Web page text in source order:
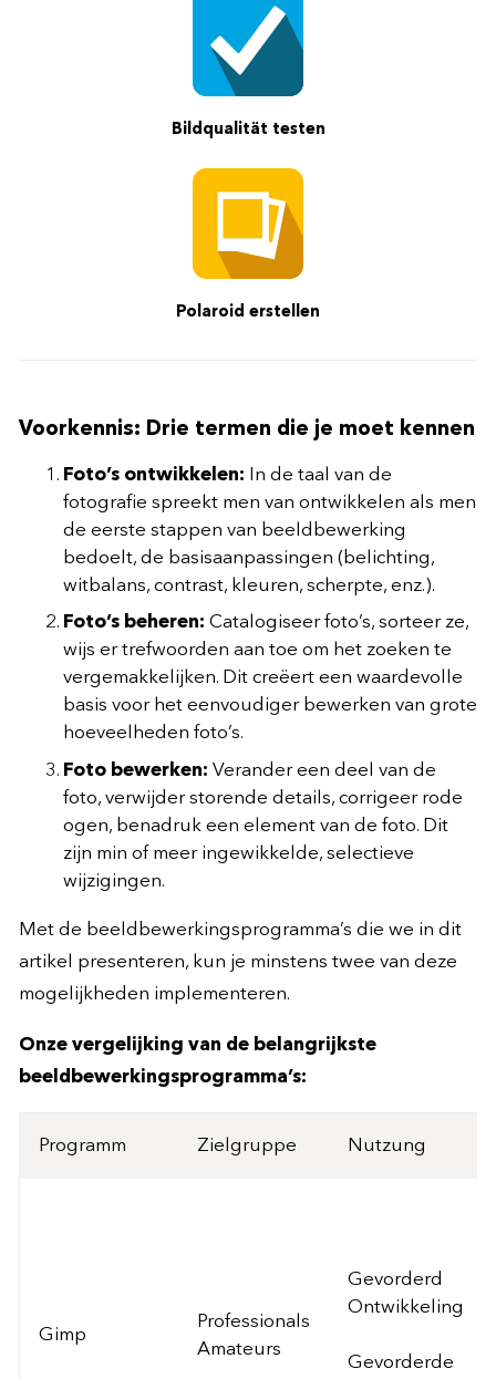
Bildqualität testen
Polaroid erstellen
Voorkennis: Drie termen die je moet kennen
Foto’s ontwikkelen: In de taal van de
fotografie spreekt men van ontwikkelen als men
de eerste stappen van beeldbewerking
bedoelt, de basisaanpassingen (belichting,
witbalans, contrast, kleuren, scherpte, enz.).
Foto’s beheren: Catalogiseer foto’s, sorteer ze,
wijs er trefwoorden aan toe om het zoeken te
vergemakkelijken. Dit creëert een waardevolle
basis voor het eenvoudiger bewerken van grote
hoeveelheden foto’s.
Foto bewerken: Verander een deel van de
foto, verwijder storende details, corrigeer rode
ogen, benadruk een element van de foto. Dit
zijn min of meer ingewikkelde, selectieve
wijzigingen.
Met de beeldbewerkingsprogramma’s die we in dit
artikel presenteren, kun je minstens twee van deze
mogelijkheden implementeren.
Onze vergelijking van de belangrijkste
beeldbewerkingsprogramma’s:
Programm Zielgruppe Nutzung
Gimp
Professionals
Amateurs
Gevorderd
Ontwikkeling
Gevorderde